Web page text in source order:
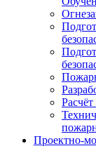
Проектно-